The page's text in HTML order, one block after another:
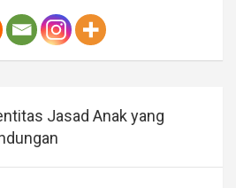
Jasad Anak yang